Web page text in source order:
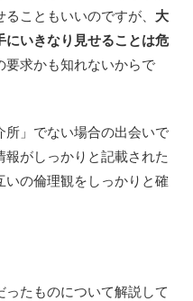
こともいいのですが、 大
にいきなり見せることは危
要求かも知れないからで
所」でない場合の出会いで
がしっかりと記載された
いの倫理観をしっかりと確
たものについて解説して